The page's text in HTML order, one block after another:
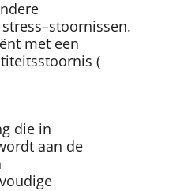
met een
(
die in
aan de